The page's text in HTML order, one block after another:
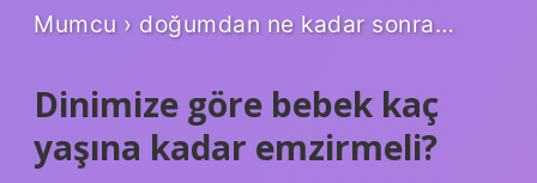
Mumcu › doğumdan ne kadar sonra…
Dinimize göre bebek kaç
yaşına kadar emzirmeli?